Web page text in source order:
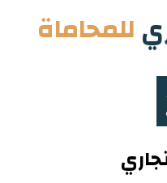
للمحاماة